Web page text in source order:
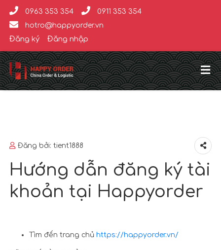
0963 353 354
0911 353 354
hotro@happyorder.vn
Đăng ký Đăng nhập
Đăng bởi: tient1888
Hướng dẫn đăng ký tài
khoản tại Happyorder
Tìm đến trang chủ https://happyorder.vn/